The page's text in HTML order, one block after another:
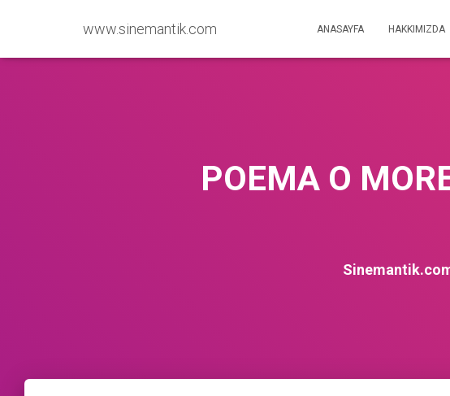
www.sinemantik.com ANASAYFA HAKKIMIZDA
POEMA O